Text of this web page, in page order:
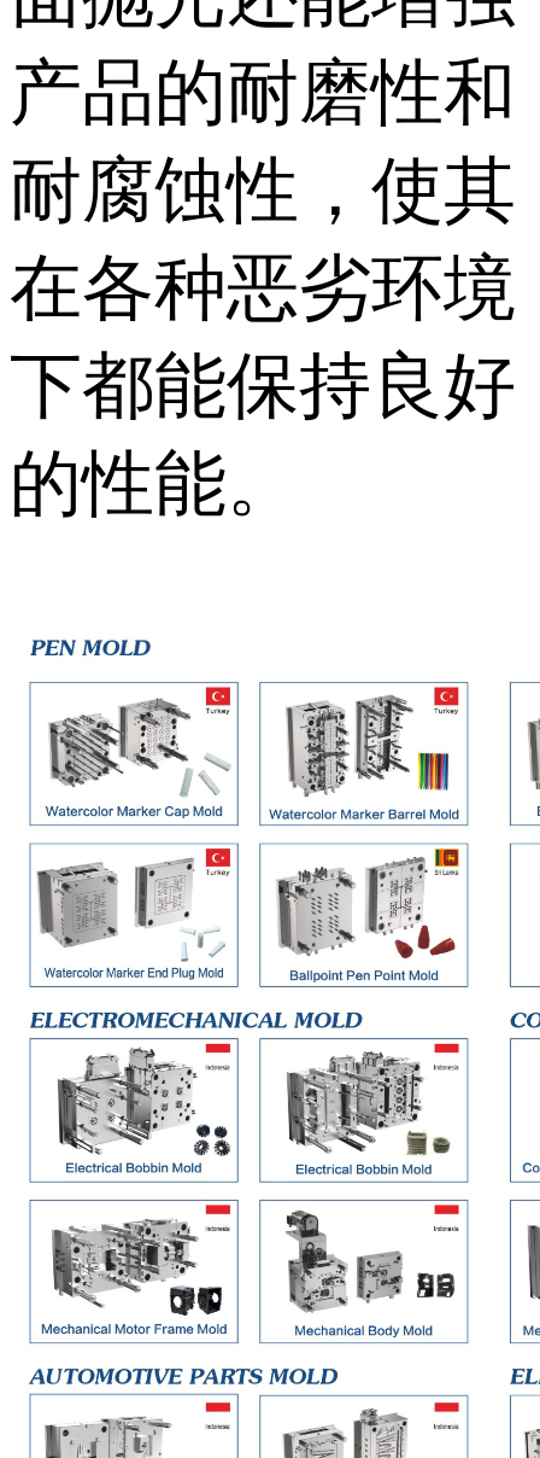
产品的耐磨性和
耐腐蚀性，使其
在各种恶劣环境
下都能保持良好
的性能。